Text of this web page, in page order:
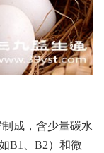
成，含少量碳水
B1、B2）和微